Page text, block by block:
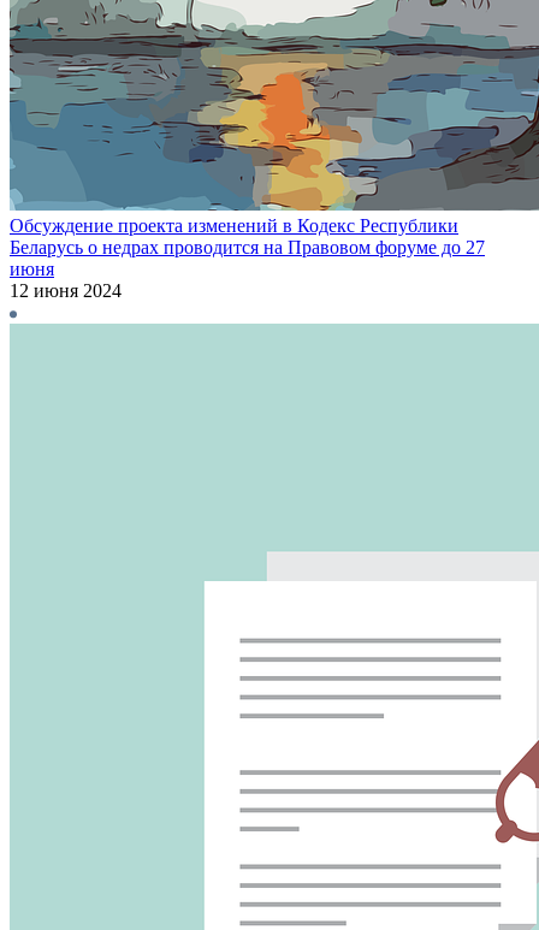
Обсуждение проекта изменений в Кодекс Республики
Беларусь о недрах проводится на Правовом форуме до 27
июня
12 июня 2024